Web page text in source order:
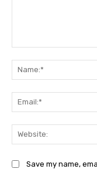
Save my name,